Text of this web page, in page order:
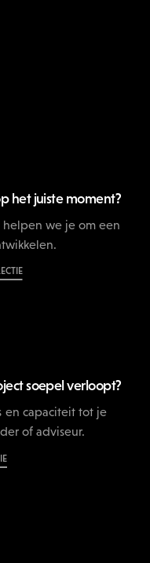
het juiste moment?
we je om een
soepel verloopt?
en capaciteit tot je
of adviseur.